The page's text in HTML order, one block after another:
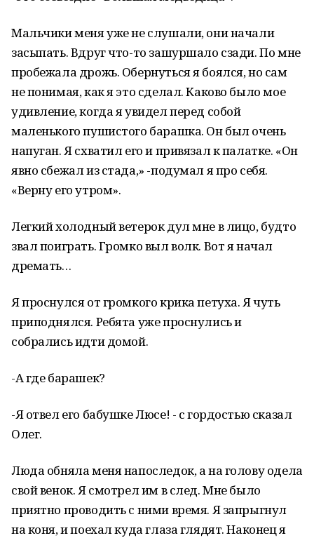
Мальчики меня уже не слушали, они начали
засыпать. Вдруг что-то зашуршало сзади. По мне
пробежала дрожь. Обернуться я боялся, но сам
не понимая, как я это сделал. Каково было мое
удивление, когда я увидел перед собой
маленького пушистого барашка. Он был очень
напуган. Я схватил его и привязал к палатке. «Он
явно сбежал из стада,» -подумал я про себя.
«Верну его утром».
Легкий холодный ветерок дул мне в лицо, будто
звал поиграть. Громко выл волк. Вот я начал
дремать…
Я проснулся от громкого крика петуха. Я чуть
приподнялся. Ребята уже проснулись и
собрались идти домой.
-А где барашек?
-Я отвел его бабушке Люсе! - с гордостью сказал
Олег.
Люда обняла меня напоследок, а на голову одела
свой венок. Я смотрел им в след. Мне было
приятно проводить с ними время. Я запрыгнул
на коня, и поехал куда глаза глядят. Наконец я